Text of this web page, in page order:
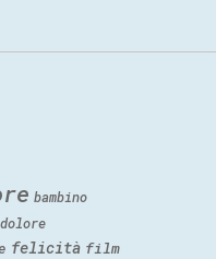
bambino
dolore
felicità film